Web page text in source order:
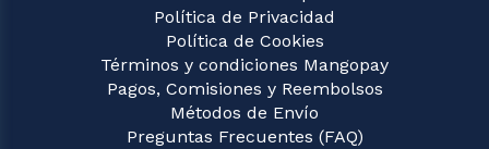
Política de Privacidad
Política de Cookies
Términos y condiciones Mangopay
Pagos, Comisiones y Reembolsos
Métodos de Envío
Preguntas Frecuentes (FAQ)